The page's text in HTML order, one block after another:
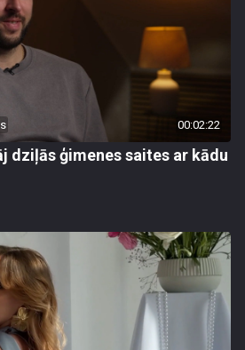
00:02:22
dziļās ģimenes saites ar kādu